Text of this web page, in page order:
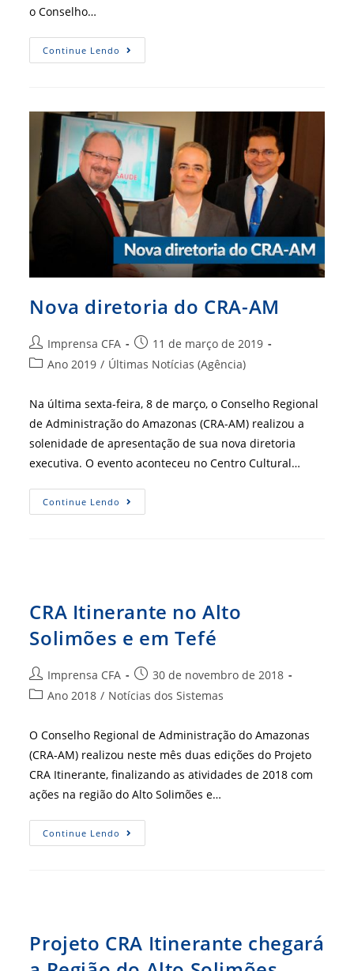
o Conselho…
Continue Lendo CRA-
AM
Mulheres
Administrados
Do
Amazonas
Nova diretoria do CRA-AM
Autor
do
Imprensa CFA
Post
publicado:
11 de março de 2019
Categoria
post:
Ano 2019 / Últimas Notícias (Agência)
Na última sexta-feira, 8 de março, o Conselho Regional
de Administração do Amazonas (CRA-AM) realizou a
solenidade de apresentação de sua nova diretoria
executiva. O evento aconteceu no Centro Cultural…
Continue Lendo Nova
Diretoria
CRA Itinerante no Alto
Solimões e em Tefé
Autor
do
Imprensa CFA
Post
publicado:
30 de novembro de 2018
Categoria
Ano 2018 / Notícias dos Sistemas
O Conselho Regional de Administração do Amazonas
(CRA-AM) realizou neste mês duas edições do Projeto
CRA Itinerante, finalizando as atividades de 2018 com
ações na região do Alto Solimões e…
Continue Lendo CRA
Itinerante
Projeto CRA Itinerante chegará